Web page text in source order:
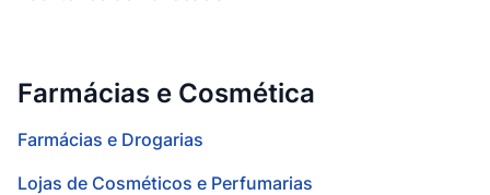
Farmácias e Cosmética
Farmácias e Drogarias
Lojas de Cosméticos e Perfumarias